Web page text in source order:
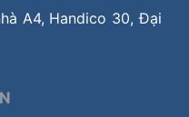
A4, Handico 30, Đại